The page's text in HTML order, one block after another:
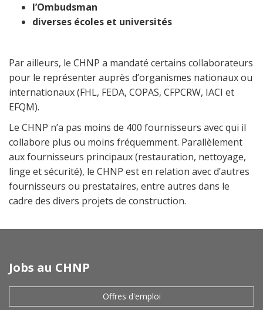
l’Ombudsman
diverses écoles et universités
Par ailleurs, le CHNP a mandaté certains collaborateurs
pour le représenter auprès d’organismes nationaux ou
internationaux (FHL, FEDA, COPAS, CFPCRW, IACI et
EFQM).
Le CHNP n’a pas moins de 400 fournisseurs avec qui il
collabore plus ou moins fréquemment. Parallèlement
aux fournisseurs principaux (restauration, nettoyage,
linge et sécurité), le CHNP est en relation avec d’autres
fournisseurs ou prestataires, entre autres dans le
cadre des divers projets de construction.
Jobs au CHNP
Offres d'emploi